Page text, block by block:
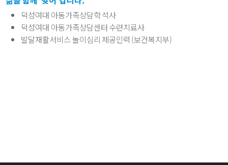
덕성여대 아동가족상담학 석사
덕성여대 아동가족상담센터 수련치료사
발달재활서비스 놀이심리 제공인력 (보건복지부)